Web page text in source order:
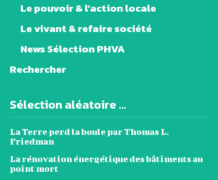
Le pouvoir & l’action locale
Le vivant & refaire société
News Sélection PHVA
Rechercher
Sélection aléatoire ...
La Terre perd la boule par Thomas L.
Friedman
La rénovation énergétique des bâtiments au
point mort